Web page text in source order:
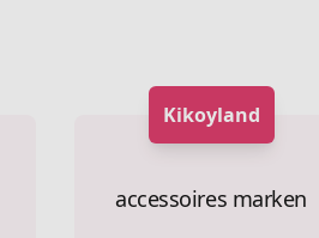
Kikoyland
accessoires marken